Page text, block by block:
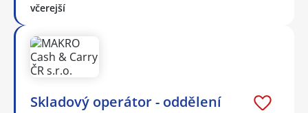
včerejší
Skladový operátor - oddělení